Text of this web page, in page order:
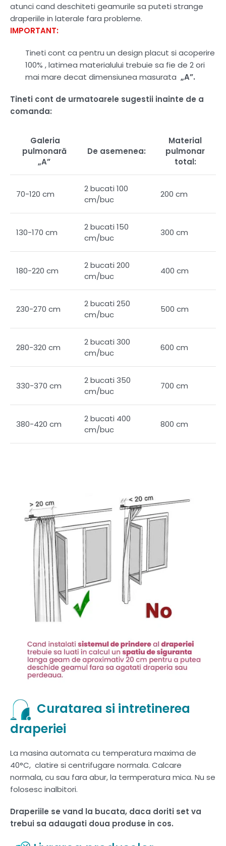
atunci cand deschiteti geamurile sa puteti strange
draperiile in laterale fara probleme.
IMPORTANT:
Tineti cont ca pentru un design placut si acoperire
100% , latimea materialului trebuie sa fie de 2 ori
mai mare decat dimensiunea masurata „A”.
Tineti cont de urmatoarele sugestii inainte de a
comanda:
Galeria
pulmonară
„A”
De asemenea:
Material
pulmonar
total:
70-120 cm
2 bucati 100
cm/buc
200 cm
130-170 cm
2 bucati 150
cm/buc
300 cm
180-220 cm
2 bucati 200
cm/buc
400 cm
230-270 cm
2 bucati 250
cm/buc
500 cm
280-320 cm
2 bucati 300
cm/buc
600 cm
330-370 cm
2 bucati 350
cm/buc
700 cm
380-420 cm
2 bucati 400
cm/buc
800 cm
Curatarea si intretinerea
draperiei
La masina automata cu temperatura maxima de
40°C, clatire si centrifugare normala. Calcare
normala, cu sau fara abur, la termperatura mica. Nu se
folosesc inalbitori.
Draperiile se vand la bucata, daca doriti set va
trebui sa adaugati doua produse in cos.